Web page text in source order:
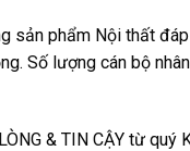
sản phẩm Nội thất
Số lượng cán bộ
& TIN CẬY từ quý